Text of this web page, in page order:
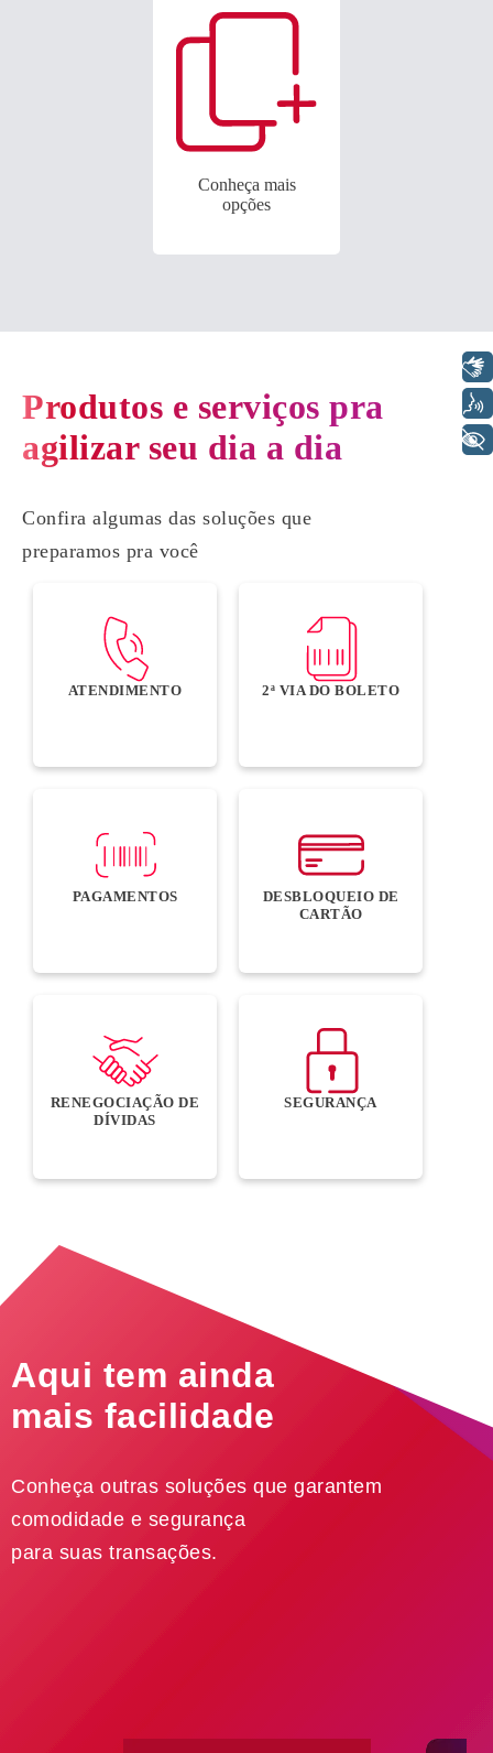
Conheça mais
opções
Produtos e serviços pra
agilizar seu dia a dia
Confira algumas das soluções que
preparamos pra você
ATENDIMENTO 2ª VIA DO BOLETO
PAGAMENTOS
DESBLOQUEIO DE
CARTÃO
RENEGOCIAÇÃO DE
DÍVIDAS
SEGURANÇA
Aqui tem ainda
mais facilidade
Conheça outras soluções que garantem
comodidade e segurança
para suas transações.
+ Acessibilidade